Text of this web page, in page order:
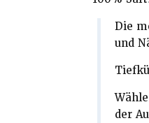
Die
und
der